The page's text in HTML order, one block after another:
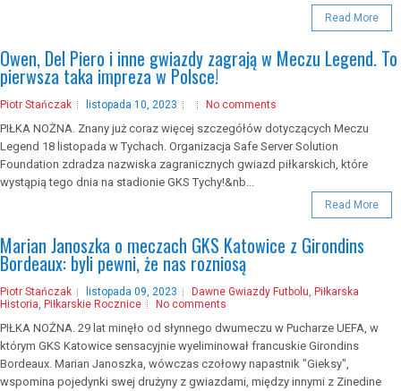
Read More
Owen, Del Piero i inne gwiazdy zagrają w Meczu Legend. To
pierwsza taka impreza w Polsce!
Piotr Stańczak listopada 10, 2023 No comments
PIŁKA NOŻNA. Znany już coraz więcej szczegółów dotyczących Meczu
Legend 18 listopada w Tychach. Organizacja Safe Server Solution
Foundation zdradza nazwiska zagranicznych gwiazd piłkarskich, które
wystąpią tego dnia na stadionie GKS Tychy!&nb...
Read More
Marian Janoszka o meczach GKS Katowice z Girondins
Bordeaux: byli pewni, że nas rozniosą
Piotr Stańczak listopada 09, 2023 Dawne Gwiazdy Futbolu, Piłkarska
Historia, Piłkarskie Rocznice No comments
PIŁKA NOŻNA. 29 lat minęło od słynnego dwumeczu w Pucharze UEFA, w
którym GKS Katowice sensacyjnie wyeliminował francuskie Girondins
Bordeaux. Marian Janoszka, wówczas czołowy napastnik "Gieksy",
wspomina pojedynki swej drużyny z gwiazdami, między innymi z Zinedine